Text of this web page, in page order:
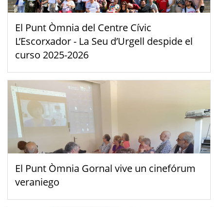
El Punt Òmnia del Centre Cívic
L’Escorxador - La Seu d’Urgell despide el
curso 2025-2026
El Punt Òmnia Gornal vive un cinefórum
veraniego